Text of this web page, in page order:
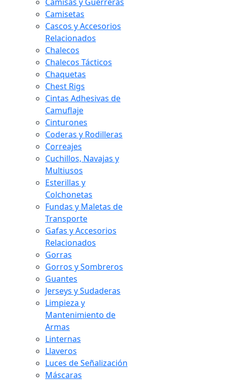
Camisetas
Cascos y Accesorios
Relacionados
Chalecos
Chalecos Tácticos
Chaquetas
Chest Rigs
Cintas Adhesivas de
Camuflaje
Cinturones
Coderas y Rodilleras
Correajes
Cuchillos, Navajas y
Multiusos
Esterillas y
Colchonetas
Fundas y Maletas de
Transporte
Gafas y Accesorios
Relacionados
Gorras
Gorros y Sombreros
Guantes
Jerseys y Sudaderas
Limpieza y
Mantenimiento de
Armas
Linternas
Llaveros
Luces de Señalización
Máscaras